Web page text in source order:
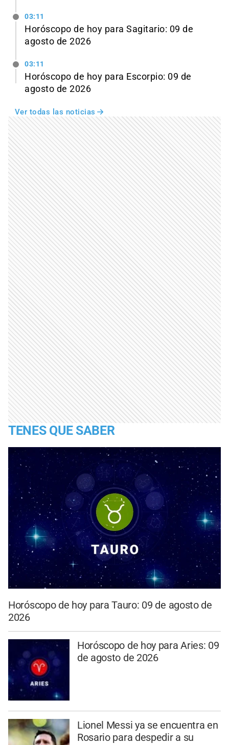
03:11
Horóscopo de hoy para Sagitario: 09 de
agosto de 2026
03:11
Horóscopo de hoy para Escorpio: 09 de
agosto de 2026
Ver todas las noticias
TENES QUE SABER
Horóscopo de hoy para Tauro: 09 de agosto de
2026
Horóscopo de hoy para Aries: 09
de agosto de 2026
Lionel Messi ya se encuentra en
Rosario para despedir a su